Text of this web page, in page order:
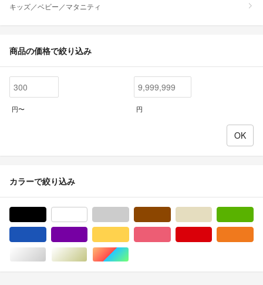
キッズ／ベビー／マタニティ
商品の価格で絞り込み
円〜 円
カラーで絞り込み
シルバー/銀色系ゴールド/金色系マルチカラー